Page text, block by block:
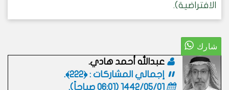
الافتراضية).
عبدالله أحمد هادي.
إجمالي المشاركات : ﴿222﴾.
1442/05/01 (06:01 صباحاً)
.